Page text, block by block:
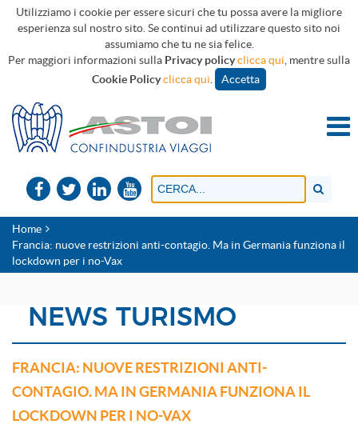
Utilizziamo i cookie per essere sicuri che tu possa avere la migliore
esperienza sul nostro sito. Se continui ad utilizzare questo sito noi
assumiamo che tu ne sia felice.
Per maggiori informazioni sulla Privacy policyclicca qui , mentre sulla
Cookie Policyclicca qui Accetta
Home
Francia: nuove restrizioni anti-contagio. Ma in Germania funziona il
lockdown per i no-Vax
NEWS TURISMO
FRANCIA: NUOVE RESTRIZIONI ANTI-
CONTAGIO. MA IN GERMANIA FUNZIONA IL
LOCKDOWN PER I NO-VAX